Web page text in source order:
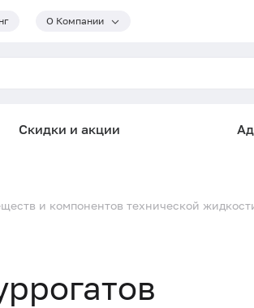
О Компании
Скидки и акции
и компонентов технической